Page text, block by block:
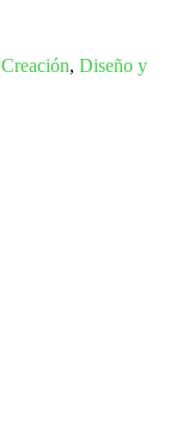
Creación, Diseño y